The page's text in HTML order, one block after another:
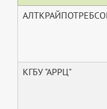
КГБУ "АРРЦ"